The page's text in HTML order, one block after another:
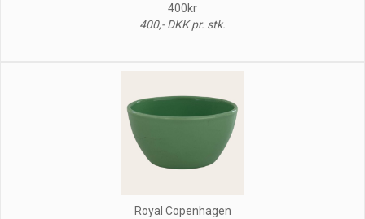
400kr
400,- DKK pr. stk.
Royal Copenhagen